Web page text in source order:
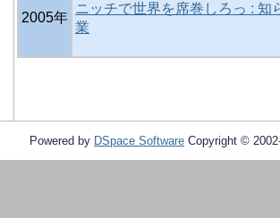
2005年
ニッチで世界を席巻しろっ : 知
業
Powered by DSpace Software Copyright ©